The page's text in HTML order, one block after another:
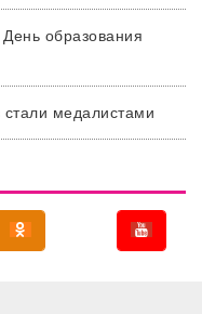
образования
стали медалистами